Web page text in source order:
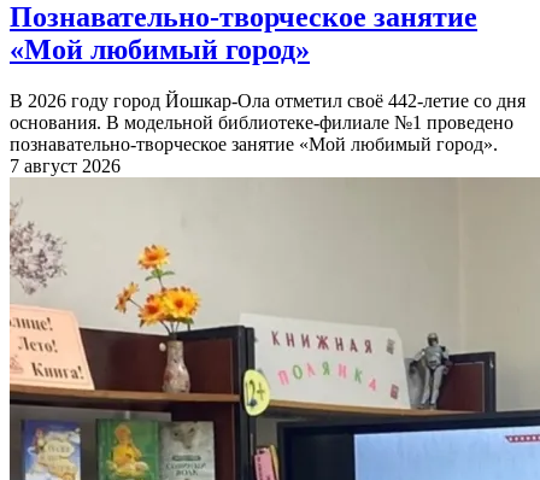
Познавательно-творческое занятие
«Мой любимый город»
В 2026 году город Йошкар-Ола отметил своё 442-летие со дня
основания. В модельной библиотеке-филиале №1 проведено
познавательно-творческое занятие «Мой любимый город».
7 август 2026